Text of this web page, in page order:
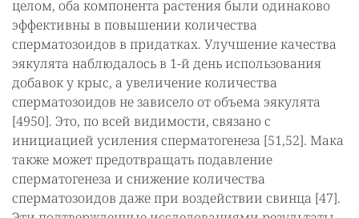
целом, оба компонента растения были одинаково
эффективны в повышении количества
сперматозоидов в придатках. Улучшение качества
эякулята наблюдалось в 1-й день использования
добавок у крыс, а увеличение количества
сперматозоидов не зависело от объема эякулята
[4950]. Это, по всей видимости, связано с
инициацией усиления сперматогенеза [51,52]. Мака
также может предотвращать подавление
сперматогенеза и снижение количества
сперматозоидов даже при воздействии свинца [47].